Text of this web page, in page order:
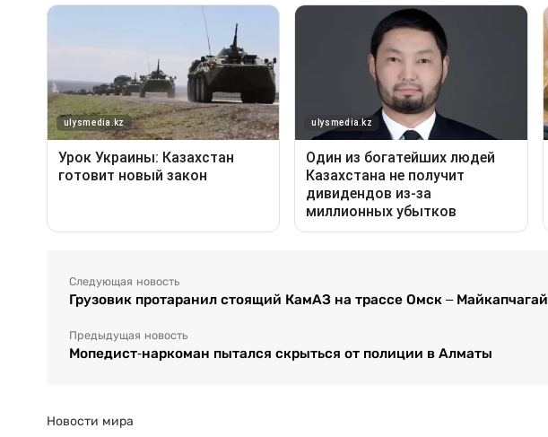
Следующая новость
Грузовик протаранил стоящий КамАЗ на трассе Омск – Майкапчагай
Предыдущая новость
Мопедист-наркоман пытался скрыться от полиции в Алматы
Новости мира